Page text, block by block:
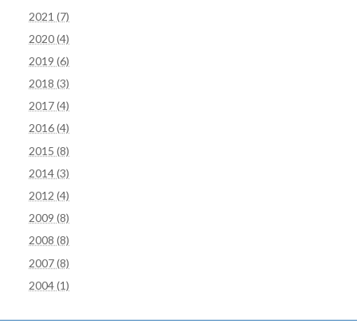
2021 (7)
2020 (4)
2019 (6)
2018 (3)
2017 (4)
2016 (4)
2015 (8)
2014 (3)
2012 (4)
2009 (8)
2008 (8)
2007 (8)
2004 (1)